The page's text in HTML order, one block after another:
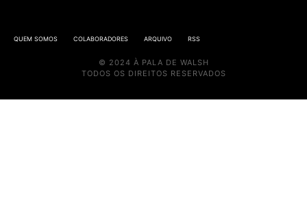
QUEM SOMOS COLABORADORES ARQUIVO RSS
© 2024 À PALA DE WALSH
TODOS OS DIREITOS RESERVADOS